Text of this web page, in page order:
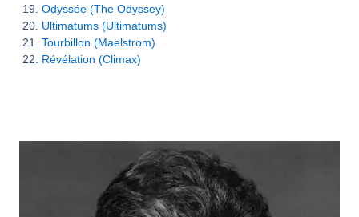
Odyssée (The Odyssey)
Ultimatums (Ultimatums)
Tourbillon (Maelstrom)
Révélation (Climax)